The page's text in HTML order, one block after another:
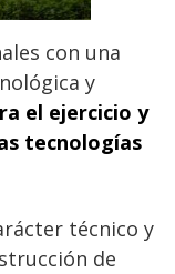
con una
y
el ejercicio y
tecnologías
técnico y
de